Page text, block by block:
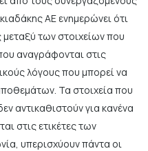
ΑΕ ενημερώνει ότι
των στοιχείων που
αναγράφονται στις
λόγους που μπορεί να
Τα στοιχεία που
αντικαθιστούν για κανένα
στις ετικέτες των
υπερισχύουν πάντα οι